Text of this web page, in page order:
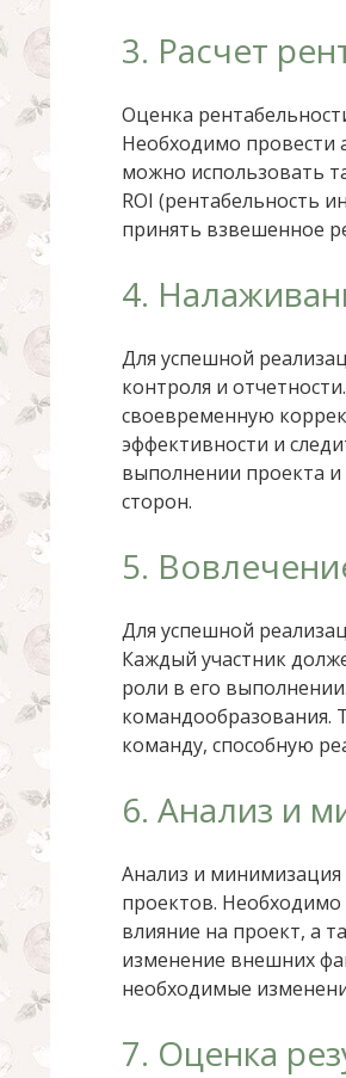
3. Расчет
Оценка
Необходимо провести
можно использовать
ROI (рентабельность
принять взвешенное
4.
Для успешной
контроля и
своевременную
эффективности и
выполнении проекта и
сторон.
5.
Для успешной
Каждый участник
роли в его
командообразования.
команду, способную
6. Анализ и
Анализ и
проектов.
влияние на проект, а
изменение внешних
необходимые
7. Оценка